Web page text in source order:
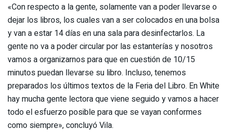
«Con respecto a la gente, solamente van a poder llevarse o
dejar los libros, los cuales van a ser colocados en una bolsa
y van a estar 14 días en una sala para desinfectarlos. La
gente no va a poder circular por las estanterías y nosotros
vamos a organizarnos para que en cuestión de 10/15
minutos puedan llevarse su libro. Incluso, tenemos
preparados los últimos textos de la Feria del Libro. En White
hay mucha gente lectora que viene seguido y vamos a hacer
todo el esfuerzo posible para que se vayan conformes
como siempre», concluyó Vila.